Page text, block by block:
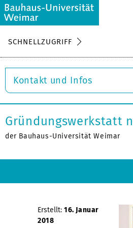
SCHNELLZUGRIFF
Kontakt und Infos
Gründungswerkstatt
der Bauhaus-Universität Weimar
Erstellt: 16. Januar
2018